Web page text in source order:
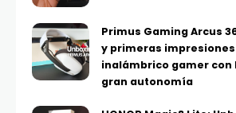
Primus Gaming Arcus
y primeras
inalámbrico gamer con
gran autonomía